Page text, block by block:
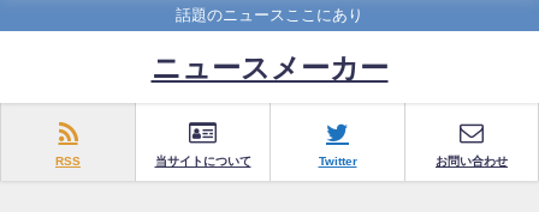
話題のニュースここにあり
ニュースメーカー
RSS 当サイトについて Twitter お問い合わせ